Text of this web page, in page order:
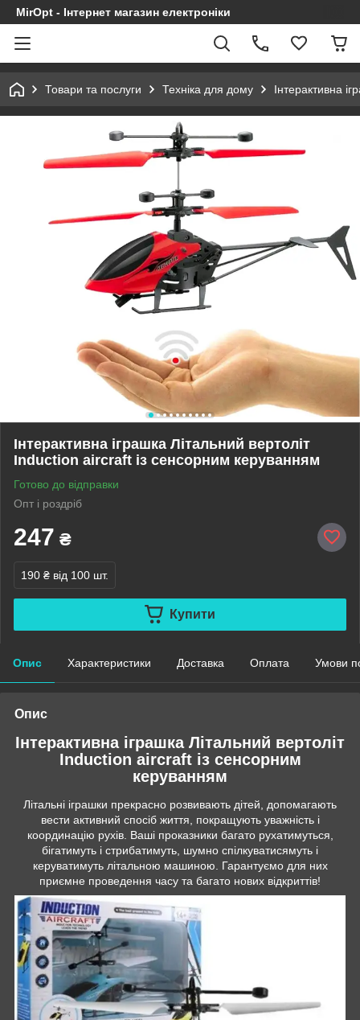
MirOpt - Інтернет магазин електроніки
Товари та послуги Техніка для дому Інтерактивна
Інтерактивна іграшка Літальний вертоліт
Induction aircraft із сенсорним керуванням
Готово до відправки
Опт і роздріб
247 ₴
190 ₴ від 100 шт.
Купити
Опис Характеристики Доставка Оплата Умови
Опис
Інтерактивна іграшка Літальний вертоліт
Induction aircraft із сенсорним
керуванням
Літальні іграшки прекрасно розвивають дітей, допомагають
вести активний спосіб життя, покращують уважність і
координацію рухів. Ваші проказники багато рухатимуться,
бігатимуть і стрибатимуть, шумно спілкуватисямуть і
керуватимуть літальною машиною. Гарантуємо для них
приємне проведення часу та багато нових відкриттів!